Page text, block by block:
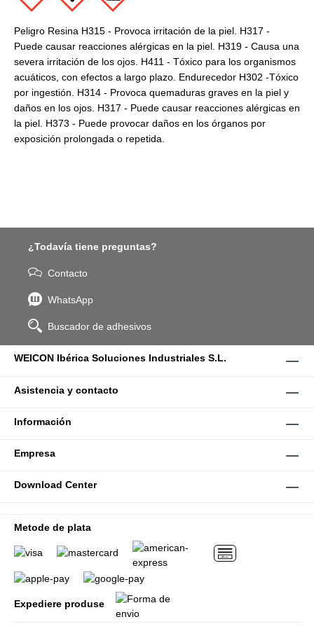
Peligro Resina H315 - Provoca irritación de la piel. H317 -
Puede causar reacciones alérgicas en la piel. H319 - Causa una
severa irritación de los ojos. H411 - Tóxico para los organismos
acuáticos, con efectos a largo plazo. Endurecedor H302 -Tóxico
por ingestión. H314 - Provoca quemaduras graves en la piel y
daños en los ojos. H317 - Puede causar reacciones alérgicas en
la piel. H373 - Puede provocar daños en los órganos por
exposición prolongada o repetida.
¿Todavía tiene preguntas?
Contacto
WhatsApp
Buscador de adhesivos
WEICON Ibérica Soluciones Industriales S.L.
Asistencia y contacto
Información
Empresa
Download Center
Metode de plata
Expediere produse